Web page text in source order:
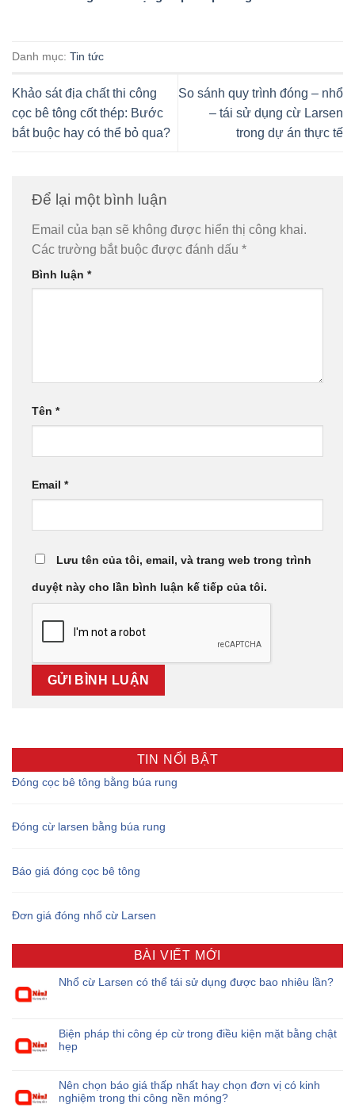
Danh mục: Tin tức
Khảo sát địa chất thi công
cọc bê tông cốt thép: Bước
bắt buộc hay có thể bỏ qua?
So sánh quy trình đóng – nhổ
– tái sử dụng cừ Larsen
trong dự án thực tế
Để lại một bình luận
Email của bạn sẽ không được hiển thị công khai.
Các trường bắt buộc được đánh dấu *
Bình luận *
Tên *
Email *
Lưu tên của tôi, email, và trang web trong trình
duyệt này cho lần bình luận kế tiếp của tôi.
TIN NỔI BẬT
Đóng cọc bê tông bằng búa rung
Đóng cừ larsen bằng búa rung
Báo giá đóng cọc bê tông
Đơn giá đóng nhổ cừ Larsen
BÀI VIẾT MỚI
Nhổ cừ Larsen có thể tái sử dụng được bao nhiêu lần?
Biện pháp thi công ép cừ trong điều kiện mặt bằng chật
hẹp
Nên chọn báo giá thấp nhất hay chọn đơn vị có kinh
nghiệm trong thi công nền móng?